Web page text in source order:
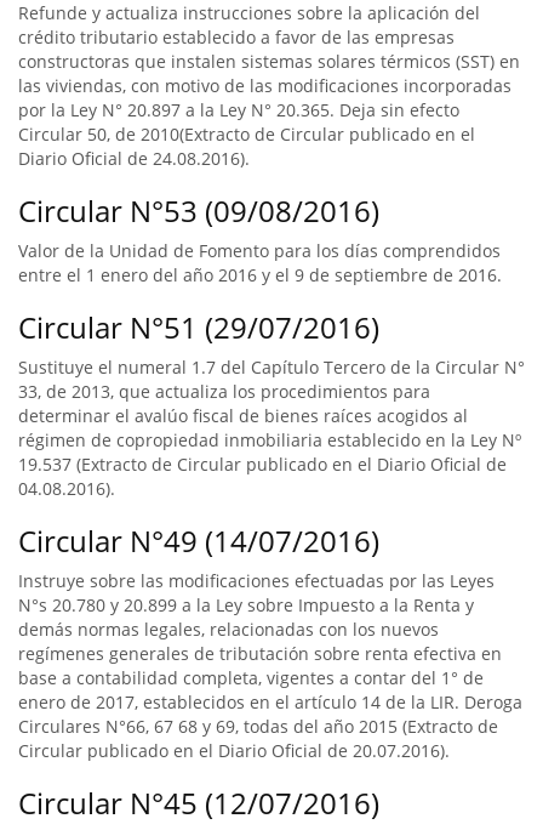
Refunde y actualiza instrucciones sobre la aplicación del
crédito tributario establecido a favor de las empresas
constructoras que instalen sistemas solares térmicos (SST) en
las viviendas, con motivo de las modificaciones incorporadas
por la Ley N° 20.897 a la Ley N° 20.365. Deja sin efecto
Circular 50, de 2010(Extracto de Circular publicado en el
Diario Oficial de 24.08.2016).
Circular N°53 (09/08/2016)
Valor de la Unidad de Fomento para los días comprendidos
entre el 1 enero del año 2016 y el 9 de septiembre de 2016.
Circular N°51 (29/07/2016)
Sustituye el numeral 1.7 del Capítulo Tercero de la Circular N°
33, de 2013, que actualiza los procedimientos para
determinar el avalúo fiscal de bienes raíces acogidos al
régimen de copropiedad inmobiliaria establecido en la Ley Nº
19.537 (Extracto de Circular publicado en el Diario Oficial de
04.08.2016).
Circular N°49 (14/07/2016)
Instruye sobre las modificaciones efectuadas por las Leyes
N°s 20.780 y 20.899 a la Ley sobre Impuesto a la Renta y
demás normas legales, relacionadas con los nuevos
regímenes generales de tributación sobre renta efectiva en
base a contabilidad completa, vigentes a contar del 1° de
enero de 2017, establecidos en el artículo 14 de la LIR. Deroga
Circulares N°66, 67 68 y 69, todas del año 2015 (Extracto de
Circular publicado en el Diario Oficial de 20.07.2016).
Circular N°45 (12/07/2016)